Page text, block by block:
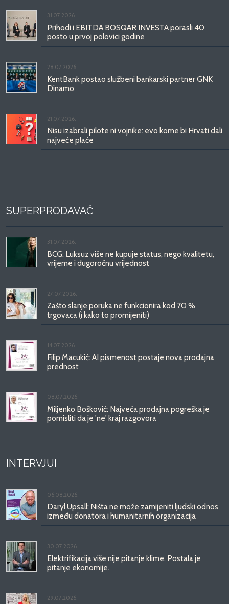
31.07.2026.
Prihodi i EBITDA BOSQAR INVESTA porasli 40
posto u prvoj polovici godine
28.07.2026.
KentBank postao službeni bankarski partner GNK
Dinamo
21.07.2026.
Nisu izabrali pilote ni vojnike: evo kome bi Hrvati dali
najveće plaće
SUPERPRODAVAČ
31.07.2026.
BCG: Luksuz više ne kupuje status, nego kvalitetu,
vrijeme i dugoročnu vrijednost
27.07.2026.
Zašto slanje poruka ne funkcionira kod 70 %
trgovaca (i kako to promijeniti)
14.07.2026.
Filip Macukić: AI pismenost postaje nova prodajna
prednost
08.07.2026.
Miljenko Bošković: Najveća prodajna pogreška je
pomisliti da je 'ne' kraj razgovora
INTERVJUI
06.08.2026.
Daryl Upsall: Ništa ne može zamijeniti ljudski odnos
između donatora i humanitarnih organizacija
30.07.2026.
Elektrifikacija više nije pitanje klime. Postala je
pitanje ekonomije.
29.07.2026.